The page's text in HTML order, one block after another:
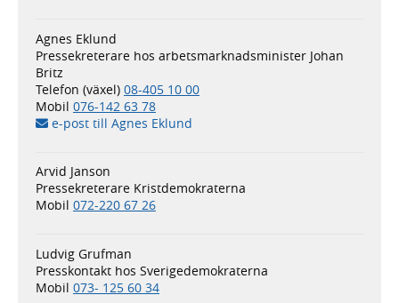
Agnes Eklund
Pressekreterare hos arbetsmarknadsminister Johan
Britz
Telefon (växel) 08-405 10 00
Mobil 076-142 63 78
e-post till Agnes Eklund
Arvid Janson
Pressekreterare Kristdemokraterna
Mobil 072-220 67 26
Ludvig Grufman
Presskontakt hos Sverigedemokraterna
Mobil 073- 125 60 34